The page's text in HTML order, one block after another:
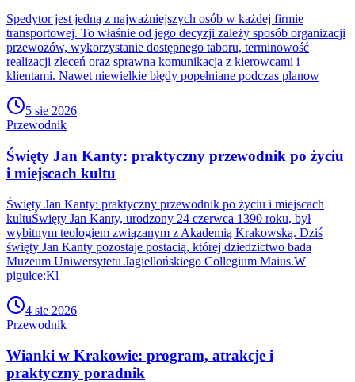
Spedytor jest jedną z najważniejszych osób w każdej firmie
transportowej. To właśnie od jego decyzji zależy sposób organizacji
przewozów, wykorzystanie dostępnego taboru, terminowość
realizacji zleceń oraz sprawna komunikacja z kierowcami i
klientami. Nawet niewielkie błędy popełniane podczas planow
5 sie 2026
Przewodnik
Święty Jan Kanty: praktyczny przewodnik po życiu
i miejscach kultu
Święty Jan Kanty: praktyczny przewodnik po życiu i miejscach
kultuŚwięty Jan Kanty, urodzony 24 czerwca 1390 roku, był
wybitnym teologiem związanym z Akademią Krakowską. Dziś
święty Jan Kanty pozostaje postacią, której dziedzictwo bada
Muzeum Uniwersytetu Jagiellońskiego Collegium Maius.W
pigułce:Kl
4 sie 2026
Przewodnik
Wianki w Krakowie: program, atrakcje i
praktyczny poradnik